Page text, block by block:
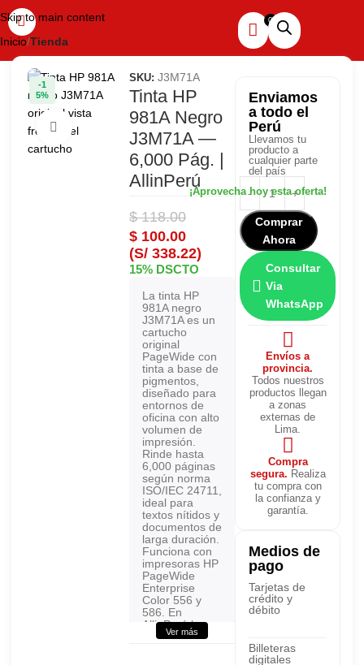
Skip to main content
Inicio Tienda
-1
5%
Haga clic para ampliar
SKU: J3M71A
Tinta HP
981A Negro
J3M71A —
6,000 Pág. |
AllinPerú
$118.00
$ 100.00
(S/ 338.22)
15% DSCTO
La tinta HP
981A negro
J3M71A es un
cartucho
original
PageWide con
tinta a base de
pigmentos,
diseñado para
entornos de
oficina con alto
volumen de
impresión.
Rinde hasta
6,000 páginas
según norma
ISO/IEC 24711,
ideal para
textos nítidos y
documentos de
larga duración.
Funciona con
impresoras HP
PageWide
Enterprise
Color 556 y
586. En
AllinPerú lo
encuentra con
Ver más
Enviamos
a todo el
Perú
Llevamos tu
producto a
cualquier parte
del país
Comprar
Ahora
Consultar
Via
WhatsApp
Envíos a
provincia.
Todos nuestros
productos llegan
a zonas
externas de
Lima.
Compra
segura. Realiza
tu compra con
la confianza y
garantía.
Medios de
pago
Tarjetas de
crédito y
débito
Billeteras
digitales